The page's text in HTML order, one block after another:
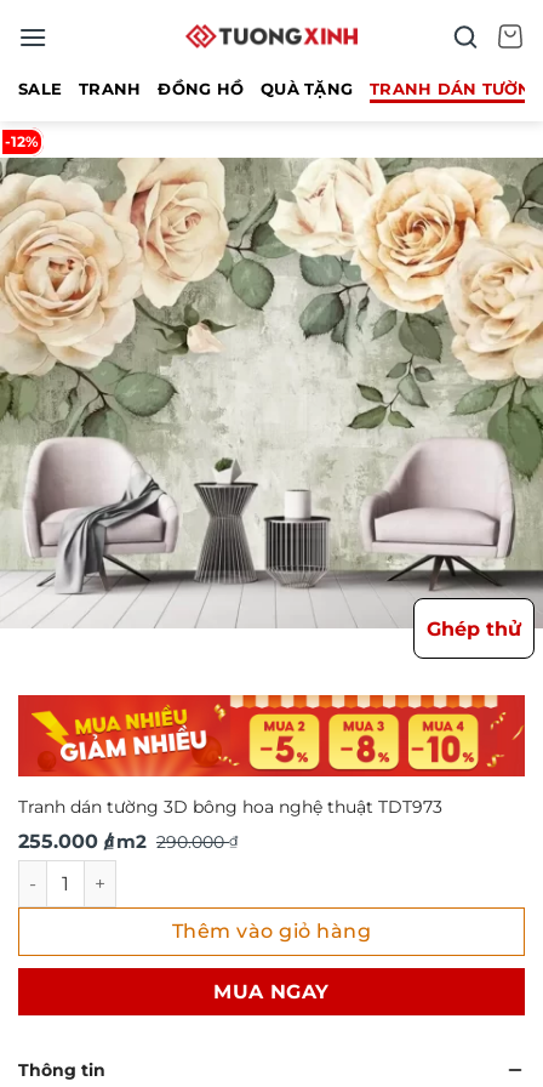
qua
SALE TRANH ĐỒNG HỒ QUÀ TẶNG TRANH DÁN
-12%
Ghép thử
Tranh dán tường 3D bông hoa nghệ thuật TDT973
290.000₫
Giá
là:
290.000 ₫.
255.000 ₫
Giá
tại
là:
/ m2
Tranh dán tường 3D bông hoa nghệ thuật TDT973 số
Thêm vào giỏ hàng
MUA NGAY
Thông tin